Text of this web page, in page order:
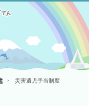
災害遺児手当制度